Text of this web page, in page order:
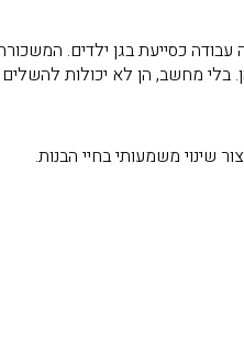
מצאה עבודה כסייעת בגן ילדים.
11 ו-12) צריכות מחשב בשביל לימודיהן. בלי מחשב, הן לא
שינוי משמעותי בחיי הבנות.